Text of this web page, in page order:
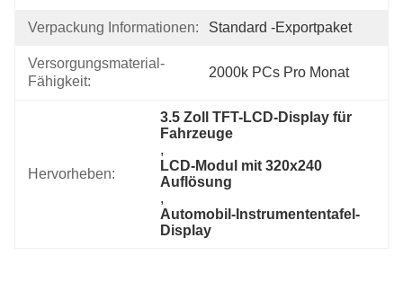
Verpackung Informationen: Standard -Exportpaket
Versorgungsmaterial-
Fähigkeit:
2000k PCs Pro Monat
Hervorheben:
3.5 Zoll TFT-LCD-Display für
Fahrzeuge
,
LCD-Modul mit 320x240
Auflösung
,
Automobil-Instrumententafel-
Display